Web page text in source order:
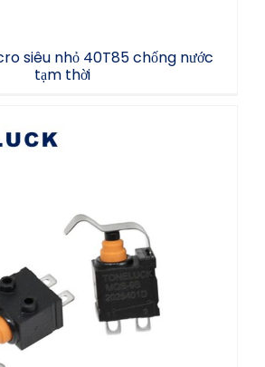
siêu nhỏ 40T85 chống nước
tạm thời
nhỏ có cần gạt SPST NC
50mA 16V